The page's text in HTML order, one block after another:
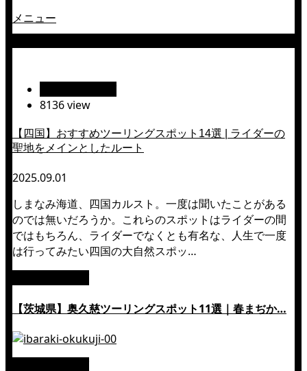
メニュー
8136 view
【四国】おすすめツーリングスポット14選 | ライダーの
聖地をメインとしたルート
2025.09.01
しまなみ海道、四国カルスト。一度は聞いたことがある
のでは無いだろうか。これらのスポットはライダーの間
ではもちろん、ライダーでなくとも有名な、人生で一度
は行ってみたい四国の大自然スポッ…
【茨城県】奥久慈ツーリングスポット11選｜春まぢか…